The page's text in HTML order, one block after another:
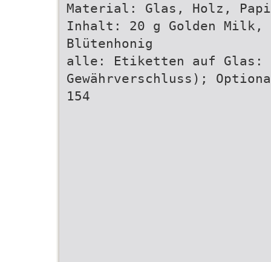
Material: Glas, Holz,
Inhalt: 20 g Golden
Blütenhonig
alle: Etiketten auf Glas:
Gewährverschluss);
154